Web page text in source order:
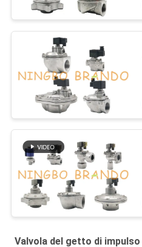
Valvola del getto di impulso